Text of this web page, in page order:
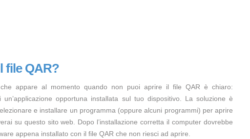
file QAR?
appare al momento quando non puoi aprire il file QAR è chiaro:
un’applicazione opportuna installata sul tuo dispositivo. La soluzione è
e installare un programma (oppure alcuni programmi) per aprire
su questo sito web. Dopo l’installazione corretta il computer dovrebbe
appena installato con il file QAR che non riesci ad aprire.